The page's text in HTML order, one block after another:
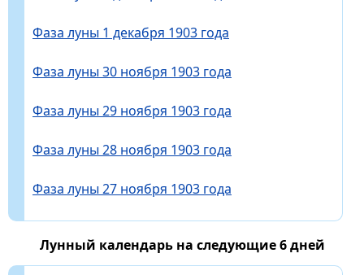
Фаза луны 1 декабря 1903 года
Фаза луны 30 ноября 1903 года
Фаза луны 29 ноября 1903 года
Фаза луны 28 ноября 1903 года
Фаза луны 27 ноября 1903 года
Лунный календарь на следующие 6 дней